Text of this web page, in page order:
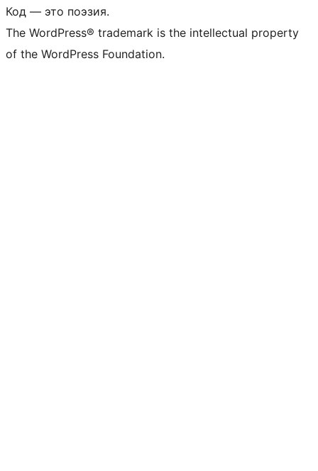
Код — это поэзия.
The WordPress® trademark is the intellectual property
of the WordPress Foundation.